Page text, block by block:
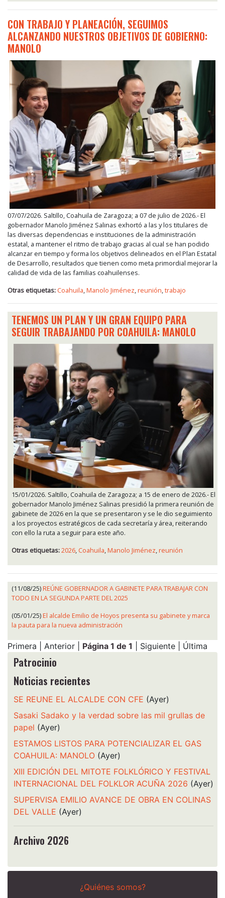
CON TRABAJO Y PLANEACIÓN, SEGUIMOS
ALCANZANDO NUESTROS OBJETIVOS DE GOBIERNO:
MANOLO
07/07/2026. Saltillo, Coahuila de Zaragoza; a 07 de julio de 2026.- El
gobernador Manolo Jiménez Salinas exhortó a las y los titulares de
las diversas dependencias e instituciones de la administración
estatal, a mantener el ritmo de trabajo gracias al cual se han podido
alcanzar en tiempo y forma los objetivos delineados en el Plan Estatal
de Desarrollo, resultados que tienen como meta primordial mejorar la
calidad de vida de las familias coahuilenses.
Otras etiquetas: Coahuila,Manolo Jiménez,reunión,trabajo
TENEMOS UN PLAN Y UN GRAN EQUIPO PARA
SEGUIR TRABAJANDO POR COAHUILA: MANOLO
15/01/2026. Saltillo, Coahuila de Zaragoza; a 15 de enero de 2026.- El
gobernador Manolo Jiménez Salinas presidió la primera reunión de
gabinete de 2026 en la que se presentaron y se le dio seguimiento
a los proyectos estratégicos de cada secretaría y área, reiterando
con ello la ruta a seguir para este año.
Otras etiquetas:2026, Coahuila,Manolo Jiménez,reunión
(11/08/25)REÚNE GOBERNADOR A GABINETE PARA TRABAJAR CON
TODO EN LA SEGUNDA PARTE DEL 2025
(05/01/25)El alcalde Emilio de Hoyos presenta su gabinete y marca
la pauta para la nueva administración
Primera | Anterior | Página 1 de 1 | Siguiente | Última
Patrocinio
Noticias recientes
SE REUNE EL ALCALDE CON CFE (Ayer)
Sasaki Sadako y la verdad sobre las mil grullas de
papel (Ayer)
ESTAMOS LISTOS PARA POTENCIALIZAR EL GAS
COAHUILA: MANOLO (Ayer)
XIII EDICIÓN DEL MITOTE FOLKLÓRICO Y FESTIVAL
INTERNACIONAL DEL FOLKLOR ACUÑA 2026 (Ayer)
SUPERVISA EMILIO AVANCE DE OBRA EN COLINAS
DEL VALLE (Ayer)
Archivo 2026
¿Quiénes somos?